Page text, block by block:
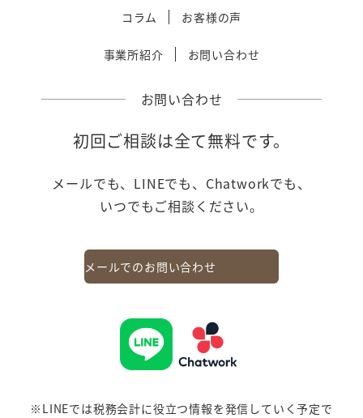
コラム お客様の声
事業所紹介 お問い合わせ
お問い合わせ
初回ご相談は全て無料です。
メールでも、LINEでも、Chatworkでも、
いつでもご相談ください。
メールでのお問い合わせ
※LINEでは税務会計に役立つ情報を発信していく予定で